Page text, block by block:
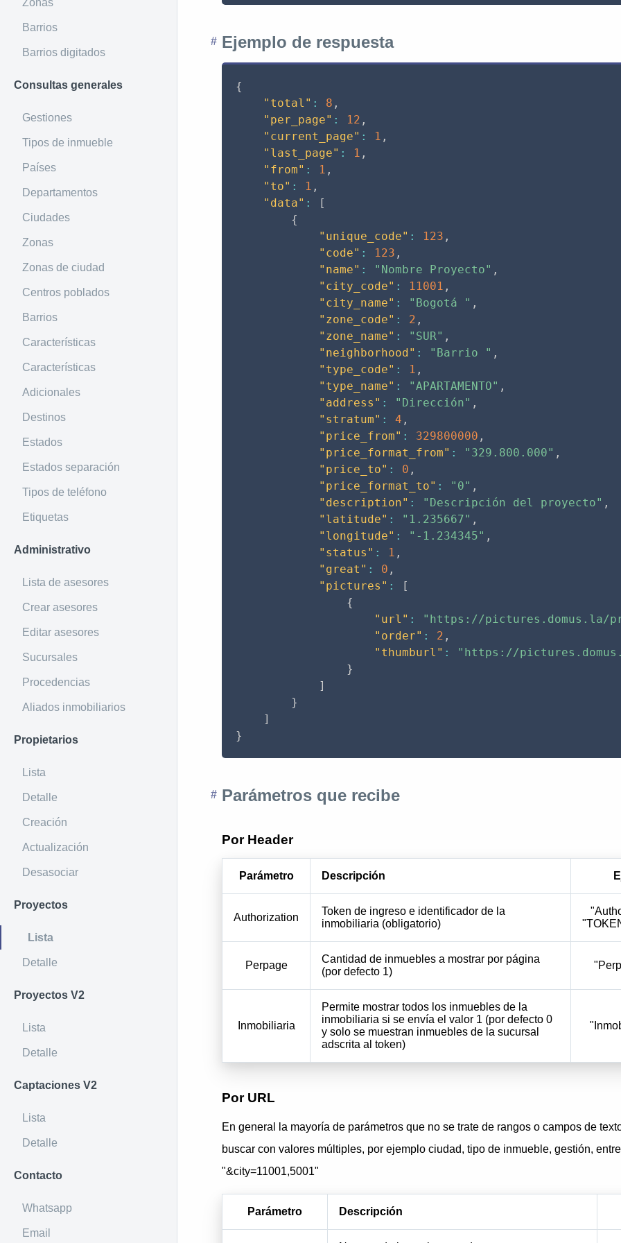
Zonas
Barrios
Barrios digitados
Consultas generales
Gestiones
Tipos de inmueble
Países
Departamentos
Ciudades
Zonas
Zonas de ciudad
Centros poblados
Barrios
Características
Características
Adicionales
Destinos
Estados
Estados separación
Tipos de teléfono
Etiquetas
Administrativo
Lista de asesores
Crear asesores
Editar asesores
Sucursales
Procedencias
Aliados inmobiliarios
Propietarios
Lista
Detalle
Creación
Actualización
Desasociar
Proyectos
Lista
Detalle
Proyectos V2
Lista
Detalle
Captaciones V2
Lista
Detalle
Contacto
Whatsapp
Email
Ejemplo de respuesta
{
"total" : 8 ,
"per_page" : 12 ,
"current_page" : 1 ,
"last_page" : 1 ,
"from" : 1 ,
"to" : 1 ,
"data" :
[
{
"unique_code" : 123 ,
"code" : 123 ,
"name" : "Nombre Proyecto" ,
"city_code" : 11001 ,
"city_name" : "Bogotá " ,
"zone_code" : 2 ,
"zone_name" : "SUR" ,
"neighborhood" : "Barrio " ,
"type_code" : 1 ,
"type_name" : "APARTAMENTO" ,
"address" : "Dirección" ,
"stratum" : 4 ,
"price_from" : 329800000 ,
"price_format_from" : "329.800.000" ,
"price_to" : 0 ,
"price_format_to" : "0" ,
"description" : "Descripción del proyecto" ,
"latitude" : "1.235667" ,
"longitude" : "-1.234345" ,
"status" : 1 ,
"great" : 0 ,
"pictures" :
[
{
"url" :
"https://pictures.domus.la/
"order" : 2 ,
"thumburl" :
"https://
}
]
}
]
}
Parámetros que recibe
Por Header
Parámetro Descripción
Authorization
Token de ingreso e identificador de la
inmobiliaria (obligatorio)
Perpage
Cantidad de inmuebles a mostrar por página
(por defecto 1)
Inmobiliaria
Permite mostrar todos los inmuebles de la
inmobiliaria si se envía el valor 1 (por defecto 0
y solo se muestran inmuebles de la sucursal
adscrita al token)
Por URL
En general la mayoría de parámetros que no se trate de rangos o campos de
buscar con valores múltiples, por ejemplo ciudad, tipo de inmueble, gestión,
"&city=11001,5001"
Parámetro Descripción